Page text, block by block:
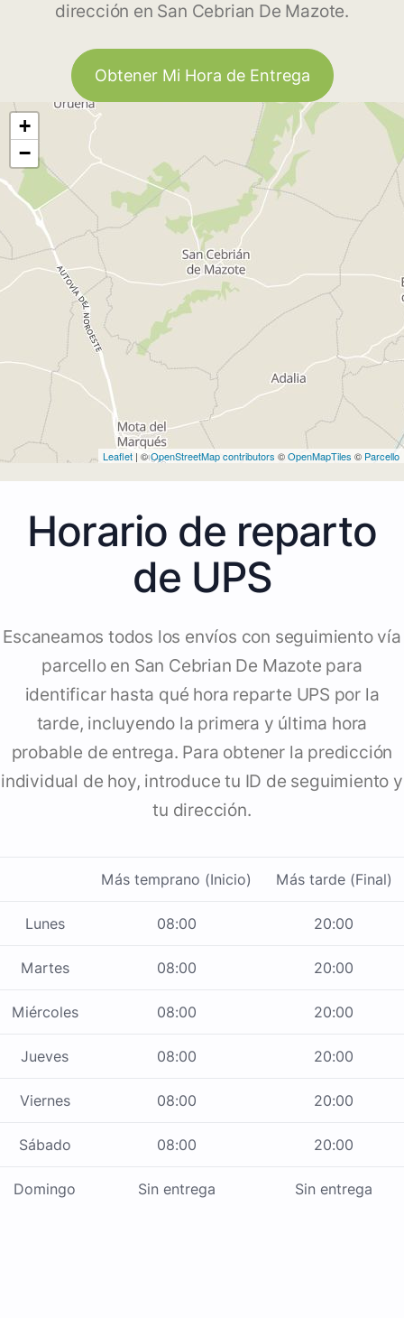
dirección en San Cebrian De Mazote.
Obtener Mi Hora de Entrega
+
−
Leaflet | ©OpenStreetMap contributors ©OpenMapTiles © Parcello
Horario de reparto
de UPS
Escaneamos todos los envíos con seguimiento vía
parcello en San Cebrian De Mazote para
identificar hasta qué hora reparte UPS por la
tarde, incluyendo la primera y última hora
probable de entrega. Para obtener la predicción
individual de hoy, introduce tu ID de seguimiento y
tu dirección.
Más temprano (Inicio) Más tarde (Final)
Lunes 08:00 20:00
Martes 08:00 20:00
Miércoles 08:00 20:00
Jueves 08:00 20:00
Viernes 08:00 20:00
Sábado 08:00 20:00
Domingo Sin entrega Sin entrega